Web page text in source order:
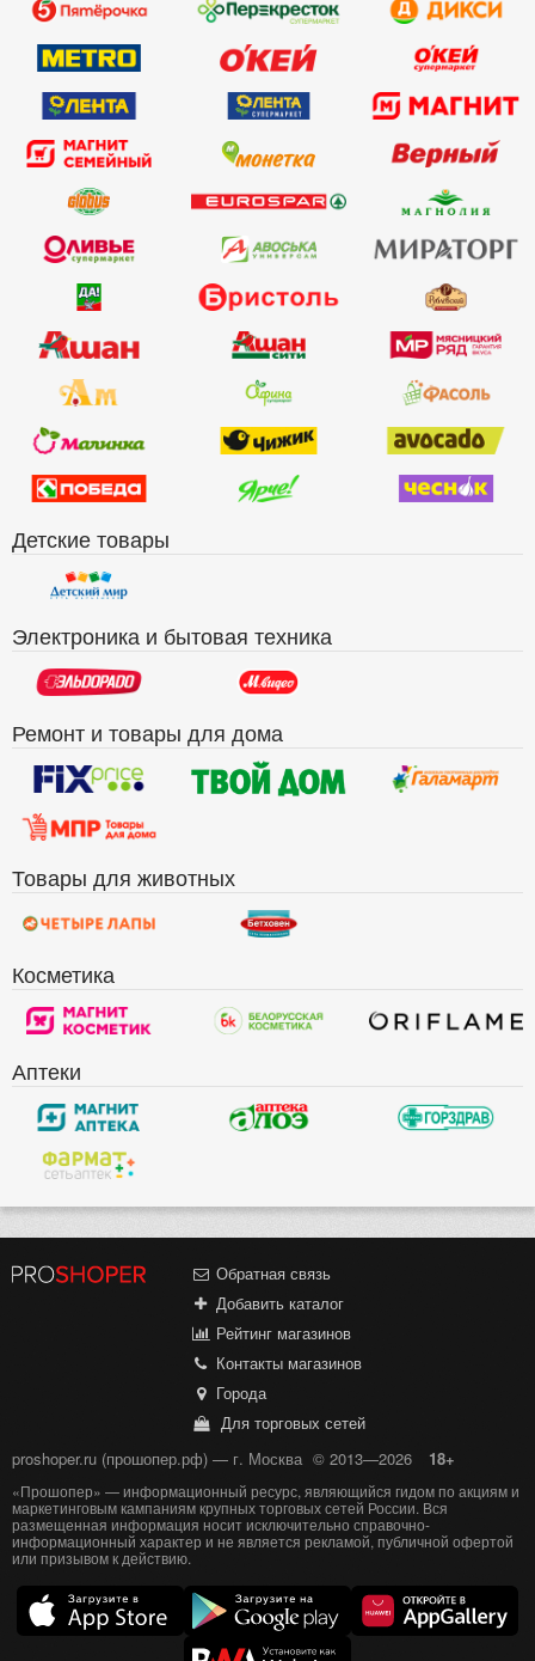
Детские товары
Электроника и бытовая техника
Ремонт и товары для дома
Товары для животных
Косметика
Аптеки
Обратная связь
Добавить каталог
Рейтинг магазинов
Контакты магазинов
Города
Для торговых сетей
proshoper.ru (прошопер.рф) — г. Москва © 2013—2026 18+
«Прошопер» — информационный ресурс, являющийся гидом по акциям и
маркетинговым кампаниям крупных торговых сетей России. Вся
размещенная информация носит исключительно справочно-
информационный характер и не является рекламой, публичной офертой
или призывом к действию.